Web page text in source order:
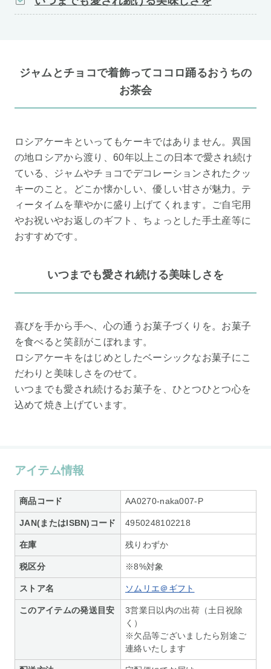
ジャムとチョコで着飾ってココロ踊るおうちの
お茶会
ロシアケーキといってもケーキではありません。異国
の地ロシアから渡り、60年以上この日本で愛され続け
ている、ジャムやチョコでデコレーションされたクッ
キーのこと。どこか懐かしい、優しい甘さが魅力。テ
ィータイムを華やかに盛り上げてくれます。ご自宅用
やお祝いやお返しのギフト、ちょっとした手土産等に
おすすめです。
いつまでも愛され続ける美味しさを
喜びを手から手へ、心の通うお菓子づくりを。お菓子
を食べると笑顔がこぼれます。
ロシアケーキをはじめとしたベーシックなお菓子にこ
だわりと美味しさをのせて。
いつまでも愛され続けるお菓子を、ひとつひとつ心を
込めて焼き上げています。
アイテム情報
商品コード AA0270-naka007-P
JAN(またはISBN)コード 4950248102218
在庫 残りわずか
税区分 ※8%対象
ストア名 ソムリエ＠ギフト
このアイテムの発送目安
3営業日以内の出荷（土日祝除
く）
※欠品等ございましたら別途ご
連絡いたします